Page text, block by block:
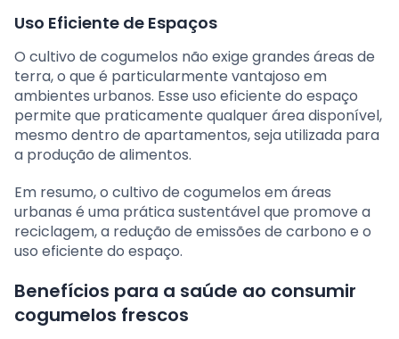
Uso Eficiente de Espaços
O cultivo de cogumelos não exige grandes áreas de
terra, o que é particularmente vantajoso em
ambientes urbanos. Esse uso eficiente do espaço
permite que praticamente qualquer área disponível,
mesmo dentro de apartamentos, seja utilizada para
a produção de alimentos.
Em resumo, o cultivo de cogumelos em áreas
urbanas é uma prática sustentável que promove a
reciclagem, a redução de emissões de carbono e o
uso eficiente do espaço.
Benefícios para a saúde ao consumir
cogumelos frescos